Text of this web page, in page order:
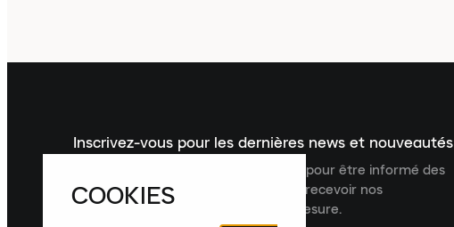
Inscrivez-vous pour les dernières news et nouveautés
Inscrivez-vous à la newsletter Laced pour être informé des
dernières nouveautés, collections et recevoir nos
recommandations de produits sur mesure.
COOKIES